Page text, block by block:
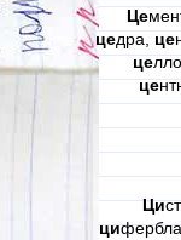
Це
цедра, це
це
це
Ци
ци